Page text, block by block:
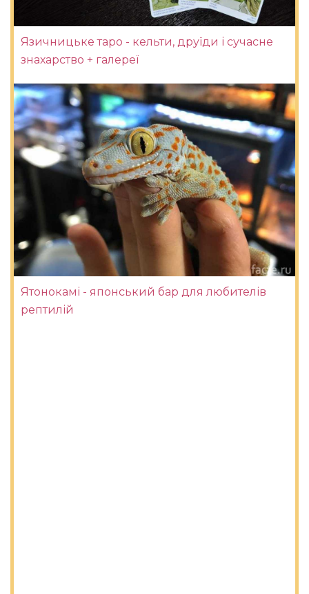
Язичницьке таро - кельти, друїди і сучасне
знахарство + галереї
Ятонокамі - японський бар для любителів
рептилій